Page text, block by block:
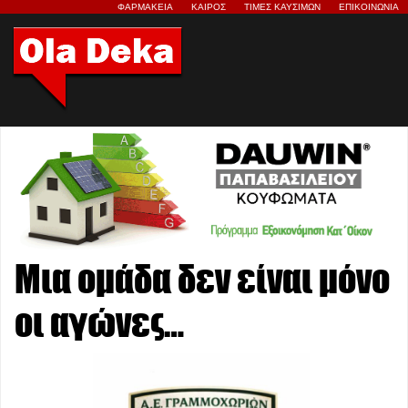
ΦΑΡΜΑΚΕΙΑ ΚΑΙΡΟΣ ΤΙΜΕΣ ΚΑΥΣΙΜΩΝ ΕΠΙΚΟΙΝΩΝΙΑ
Μια ομάδα δεν είναι μόνο
οι αγώνες…